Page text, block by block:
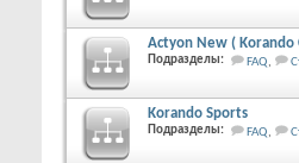
Actyon New ( Korando
Подразделы: FAQ,
Korando Sports
Подразделы: FAQ,